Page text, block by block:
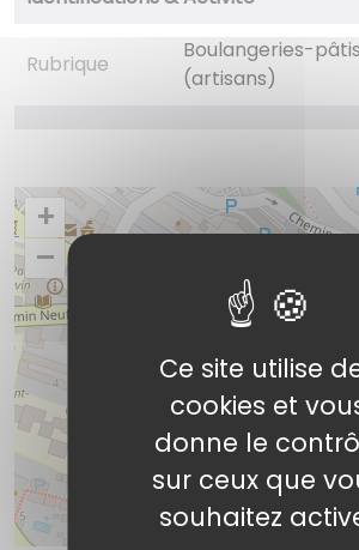
Ce site utilise
cookies et
donne le
sur ceux que
souhaitez
Rubrique
Boulangeries-
(artisans)
Banette MCM LE FOURNIL
+
–